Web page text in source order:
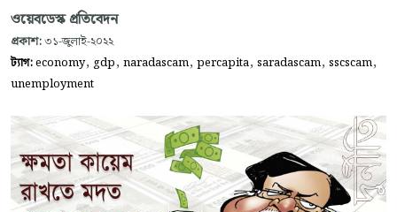
ওয়েবডেস্ক প্রতিবেদন
প্রকাশ:৩১-জুলাই-২০২২
ট্যাগ:economy, gdp, naradascam, percapita, saradascam, sscscam,
unemployment